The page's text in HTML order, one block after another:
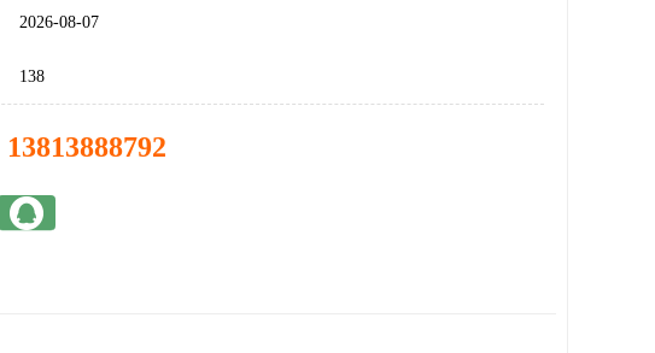
2026-08-07
138
13813888792